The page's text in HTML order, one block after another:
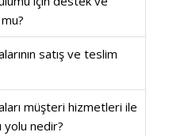
satış ve teslim
müşteri hizmetleri ile
yolu nedir?